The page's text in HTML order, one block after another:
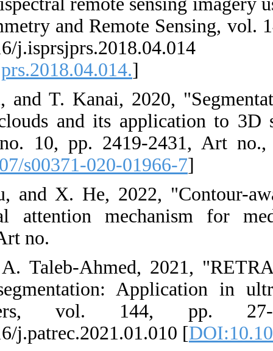
Journal of
https://doi.org/
19. J. Morel,
homogeneous
Computer,
01966-7. [
20. Z. Cheng,
network with
21. A.
real-time
https://doi.org/